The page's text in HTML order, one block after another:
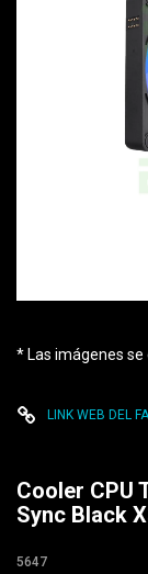
* Las imágenes
LINK WEB DEL
Cooler CPU
Sync Black
5647